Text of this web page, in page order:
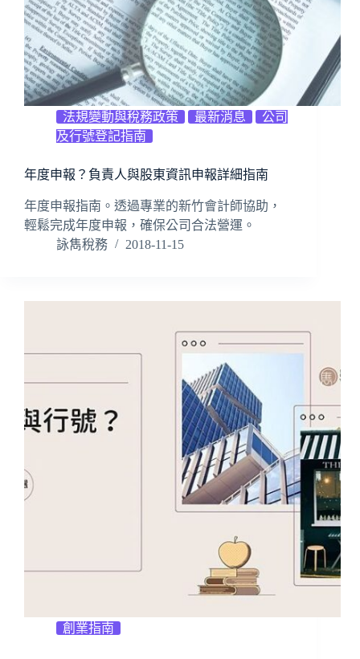
法規變動與稅務政策 最新消息
公司
及行號登記指南
年度申報？負責人與股東資訊申報詳細指南
年度申報指南。透過專業的新竹會計師協助，
輕鬆完成年度申報，確保公司合法營運。
詠雋稅務
2018-11-15
創業指南